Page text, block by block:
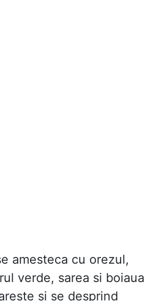
amesteca cu orezul,
verde, sarea si boiaua
si se desprind